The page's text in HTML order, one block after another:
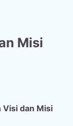
Misi
Visi dan Misi